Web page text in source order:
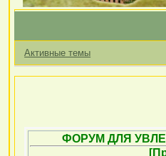
Активные темы
ФОРУМ ДЛЯ